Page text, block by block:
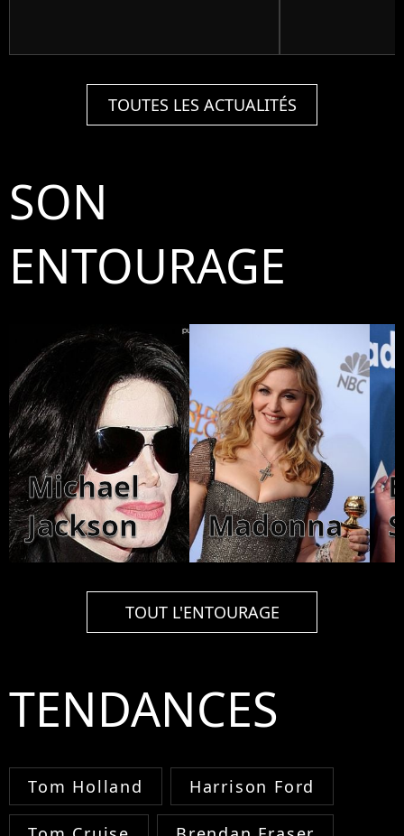
TOUTES LES ACTUALITÉS
SON
ENTOURAGE
Michael
Jackson
Madonna
TOUT L'ENTOURAGE
TENDANCES
Tom Holland Harrison Ford